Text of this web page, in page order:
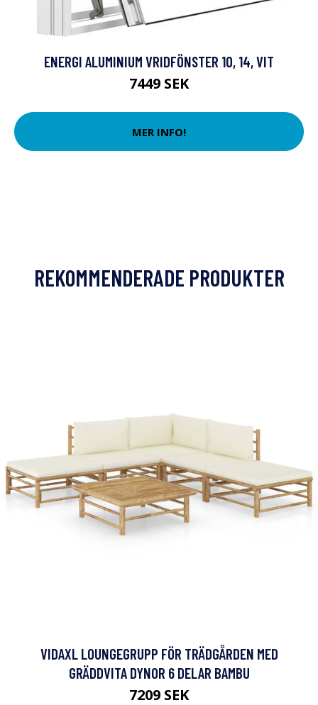
ENERGI ALUMINIUM VRIDFÖNSTER 10, 14, VIT
7449 SEK
MER INFO!
REKOMMENDERADE PRODUKTER
VIDAXL LOUNGEGRUPP FÖR TRÄDGÅRDEN MED
GRÄDDVITA DYNOR 6 DELAR BAMBU
7209 SEK